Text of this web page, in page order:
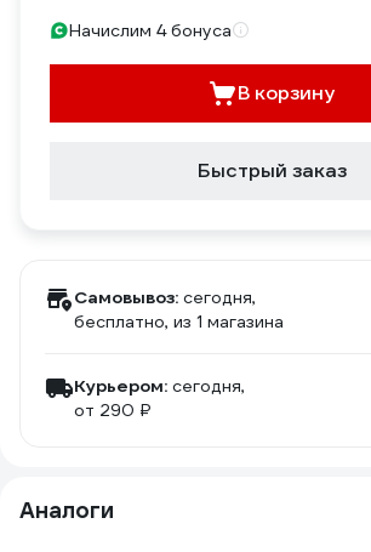
Начислим 4 бонуса
В корзину
Быстрый заказ
Самовывоз: сегодня,
бесплатно, из 1 магазина
Курьером: сегодня,
от 290 ₽
Аналоги